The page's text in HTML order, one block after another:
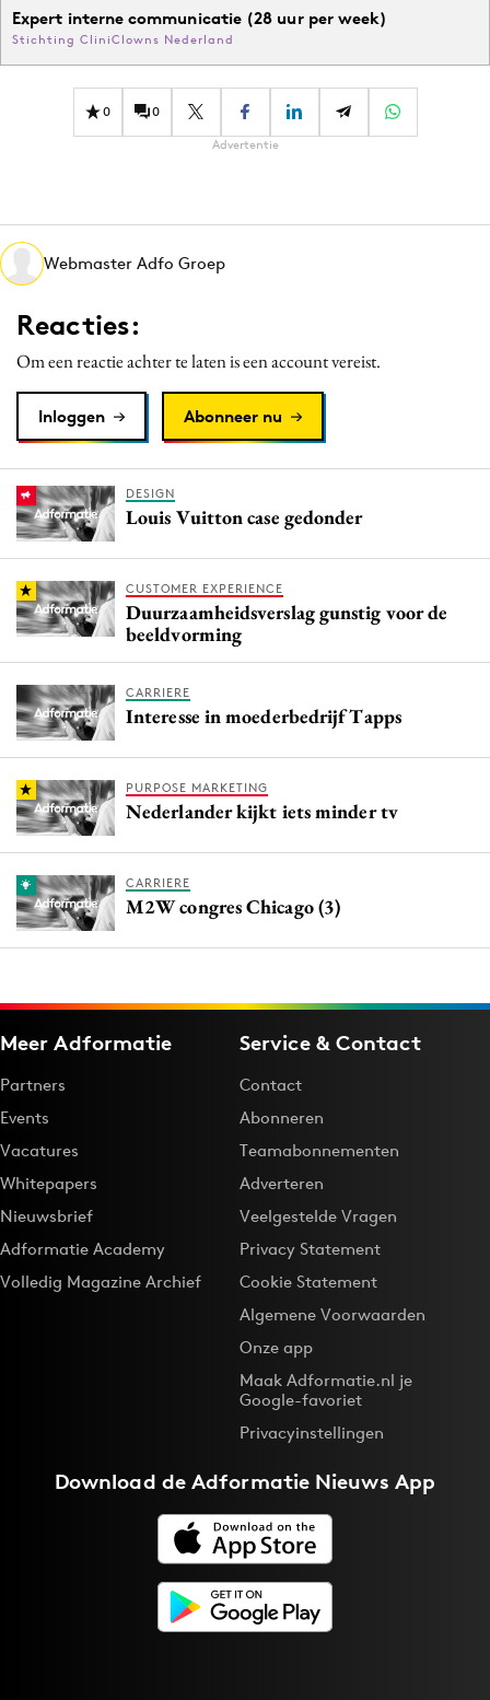
Expert interne communicatie (28 uur per week)
Stichting CliniClowns Nederland
0 0
Advertentie
Webmaster Adfo Groep
Reacties:
Om een reactie achter te laten is een account vereist.
Inloggen Abonneer nu
DESIGN
Louis Vuitton case gedonder
CUSTOMER EXPERIENCE
Duurzaamheidsverslag gunstig voor de
beeldvorming
CARRIERE
Interesse in moederbedrijf Tapps
PURPOSE MARKETING
Nederlander kijkt iets minder tv
CARRIERE
M2W congres Chicago (3)
Meer Adformatie
Partners
Events
Vacatures
Whitepapers
Nieuwsbrief
Adformatie Academy
Volledig Magazine Archief
Service & Contact
Contact
Abonneren
Teamabonnementen
Adverteren
Veelgestelde Vragen
Privacy Statement
Cookie Statement
Algemene Voorwaarden
Onze app
Maak Adformatie.nl je
Google-favoriet
Privacyinstellingen
Download deAdformatie Nieuws App